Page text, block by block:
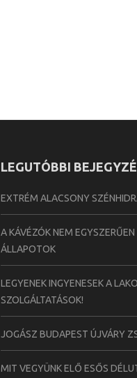
LEGUTÓBBI
EXTRÉM ALACSONY
A KÁVÉZÓK NEM EGYSZERŰEN
ÁLLAPOTOK
LEGYENEK INGYENESEK A
SZOLGÁLTATÁSOK!
JOGÁSZ BUDAPEST ÚJVÁRY
MIT VEGYÜNK ELŐ ESŐS